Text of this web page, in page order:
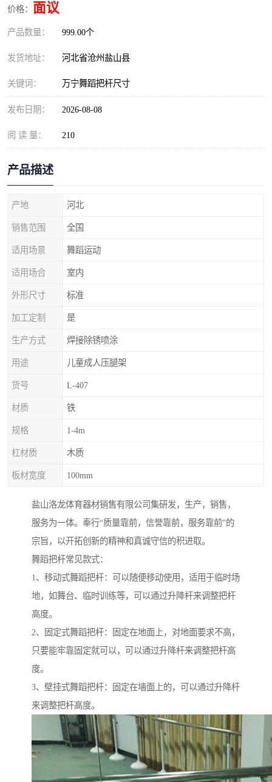
价格： 面议
产品数量： 999.00个
发货地址： 河北省沧州盐山县
关键词： 万宁舞蹈把杆尺寸
发布日期： 2026-08-08
阅 读 量： 210
产品描述
产地 河北
销售范围 全国
适用场景 舞蹈运动
适用场合 室内
外形尺寸 标准
加工定制 是
生产方式 焊接除锈喷涂
用途 儿童成人压腿架
货号 L-407
材质 铁
规格 1-4m
杠材质 木质
板材宽度 100mm
盐山洛龙体育器材销售有限公司集研发，生产，销售，
服务为一体。奉行“质量靠前，信誉靠前，服务靠前”的
宗旨，以开拓创新的精神和真诚守信的积进取。
舞蹈把杆常见款式：
1、移动式舞蹈把杆：可以随便移动使用，适用于临时场
地，如舞台、临时训练等，可以通过升降杆来调整把杆
高度。
2、固定式舞蹈把杆：固定在地面上，对地面要求不高，
只要能牢靠固定就可以，可以通过升降杆来调整把杆高
度。
3、壁挂式舞蹈把杆：固定在墙面上的，可以通过升降杆
来调整把杆高度。